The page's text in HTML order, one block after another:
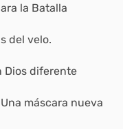
la Batalla
del velo.
Dios diferente
máscara nueva